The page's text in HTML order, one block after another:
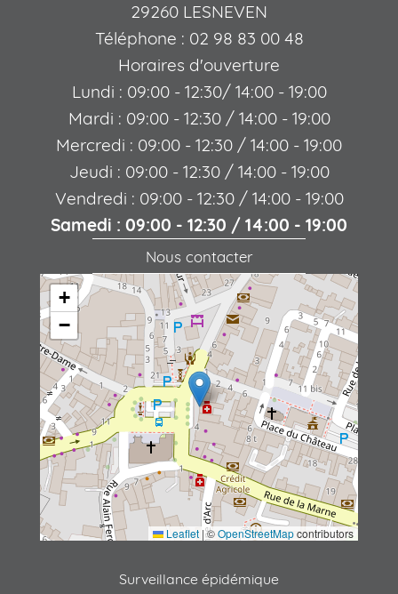
+
−
Leaflet |©OpenStreetMapcontributors
Surveillance épidémique
29260 LESNEVEN
Téléphone : 02 98 83 00 48
Horaires d'ouverture
Lundi : 09:00 - 12:30/ 14:00 - 19:00
Mardi : 09:00 - 12:30 / 14:00 - 19:00
Mercredi : 09:00 - 12:30 / 14:00 - 19:00
Jeudi : 09:00 - 12:30 / 14:00 - 19:00
Vendredi : 09:00 - 12:30 / 14:00 - 19:00
Samedi : 09:00 - 12:30 / 14:00 - 19:00
Nous contacter